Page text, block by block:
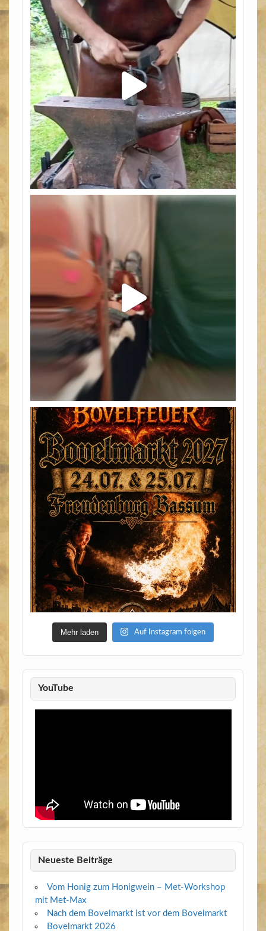
Mehr laden Auf Instagram folgen
YouTube
Neueste Beiträge
Vom Honig zum Honigwein – Met-Workshop
mit Met-Max
Nach dem Bovelmarkt ist vor dem Bovelmarkt
Bovelmarkt 2026